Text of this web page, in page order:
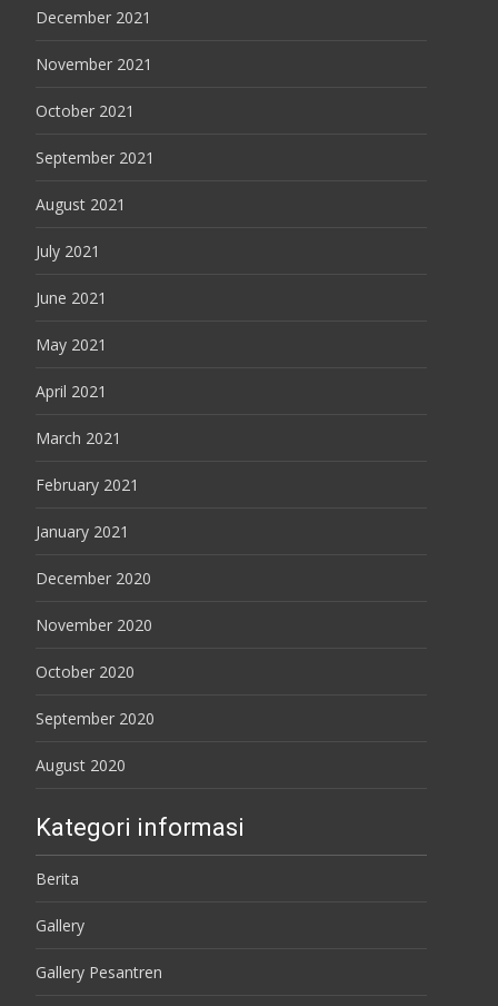
December 2021
November 2021
October 2021
September 2021
August 2021
July 2021
June 2021
May 2021
April 2021
March 2021
February 2021
January 2021
December 2020
November 2020
October 2020
September 2020
August 2020
Kategori informasi
Berita
Gallery
Gallery Pesantren